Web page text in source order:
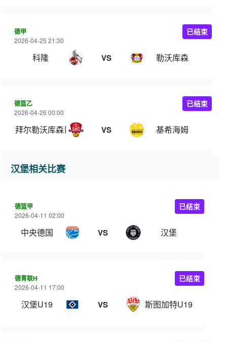
德甲
2026-04-25 21:30
科隆 VS 勒沃库森
已结束
德篮乙
2026-04-26 00:00
拜尔勒沃库森巨人 VS 基希海姆
已结束
汉堡相关比赛
德篮甲
2026-04-11 02:00
中央德国 VS 汉堡
已结束
德青联H
2026-04-11 17:00
汉堡U19 VS 斯图加特U19
已结束